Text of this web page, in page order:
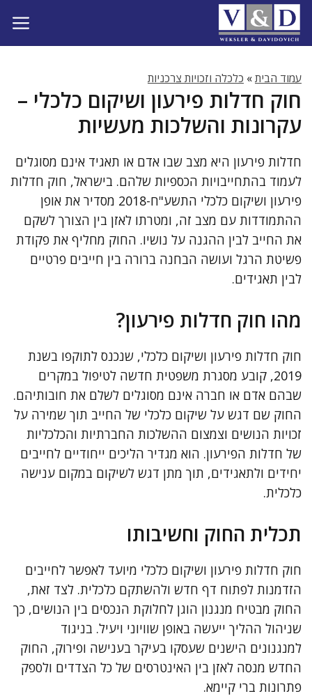
לדלג
לתוכן
עמוד הבית» כלכלה וזכויות צרכניות
חוק חדלות פירעון ושיקום כלכלי –
עקרונות והשלכות מעשיות
חדלות פירעון היא מצב שבו אדם או תאגיד אינם מסוגלים
לעמוד בהתחייבויות הכספיות שלהם. בישראל, חוק חדלות
פירעון ושיקום כלכלי התשע"ח-2018 מסדיר את אופן
ההתמודדות עם מצב זה, ומטרתו לאזן בין הצורך לשקם
את החייב לבין ההגנה על נושיו. החוק מחליף את פקודת
פשיטת הרגל ועושה הבחנה ברורה בין חייבים פרטיים
לבין תאגידים.
מהו חוק חדלות פירעון?
חוק חדלות פירעון ושיקום כלכלי, שנכנס לתוקפו בשנת
2019, קובע מסגרת משפטית חדשה לטיפול במקרים
שבהם אדם או חברה אינם מסוגלים לשלם את חובותיהם.
החוק שם דגש על שיקום כלכלי של החייב תוך שמירה על
זכויות הנושים וצמצום ההשלכות החברתיות והכלכליות
של חדלות הפירעון. הוא מגדיר הליכים ייחודיים לחייבים
יחידים ולתאגידים, תוך מתן דגש לשיקום במקום ענישה
כלכלית.
תכלית החוק וחשיבותו
חוק חדלות פירעון ושיקום כלכלי מיועד לאפשר לחייבים
הזדמנות לפתוח דף חדש ולהשתקם כלכלית. לצד זאת,
החוק מבטיח מנגנון הוגן לחלוקת הנכסים בין הנושים, כך
שניהול ההליך ייעשה באופן שוויוני ויעיל. בניגוד
למנגנונים הישנים שעסקו בעיקר בענישה ופירוק, החוק
החדש מנסה לאזן בין האינטרסים של כל הצדדים ולספק
פתרונות ברי קיימא.